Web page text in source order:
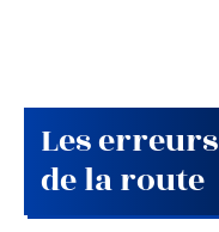
Les
de la route